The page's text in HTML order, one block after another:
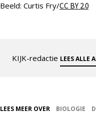
Beeld: Curtis Fry/CC BY 2.0
KIJK-redactie LEES ALLE
LEES MEER OVER BIOLOGIE